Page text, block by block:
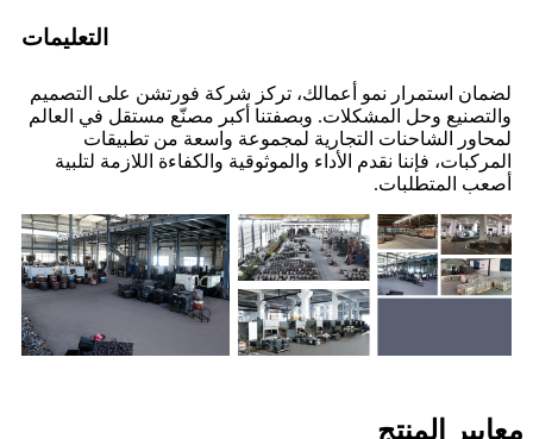
التعليمات
لضمان استمرار نمو أعمالك، تركز شركة فورتشن على التصميم
والتصنيع وحل المشكلات. وبصفتنا أكبر مصنّع مستقل في العالم
لمحاور الشاحنات التجارية لمجموعة واسعة من تطبيقات
المركبات، فإننا نقدم الأداء والموثوقية والكفاءة اللازمة لتلبية
أصعب المتطلبات.
معايير المنتج